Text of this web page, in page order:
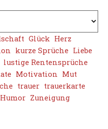
Glück Herz
kurze Sprüche Liebe
lustige Rentensprüche
Motivation
Mut
trauer trauerkarte
Zuneigung